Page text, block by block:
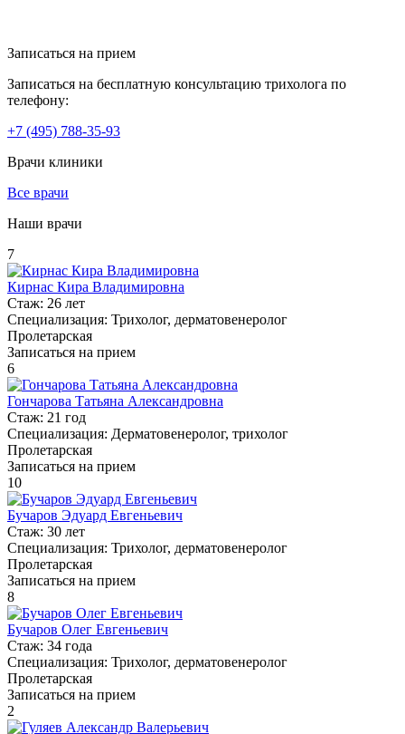
Записаться на прием
Записаться на бесплатную консультацию трихолога по
телефону:
+7 (495) 788-35-93
Врачи клиники
Все врачи
Наши врачи
7
Кирнас Кира Владимировна
Стаж: 26 лет
Специализация: Трихолог, дерматовенеролог
Пролетарская
Записаться на прием
6
Гончарова Татьяна Александровна
Стаж: 21 год
Специализация: Дерматовенеролог, трихолог
Пролетарская
Записаться на прием
10
Бучаров Эдуард Евгеньевич
Стаж: 30 лет
Специализация: Трихолог, дерматовенеролог
Пролетарская
Записаться на прием
8
Бучаров Олег Евгеньевич
Стаж: 34 года
Специализация: Трихолог, дерматовенеролог
Пролетарская
Записаться на прием
2